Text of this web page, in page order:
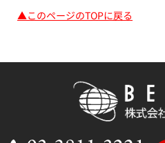
▲このページのTOPに戻る